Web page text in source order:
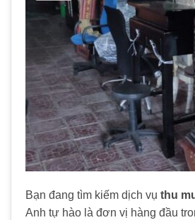
Bạn đang tìm kiếm dịch vụ thu
Anh tự hào là đơn vị hàng đầu